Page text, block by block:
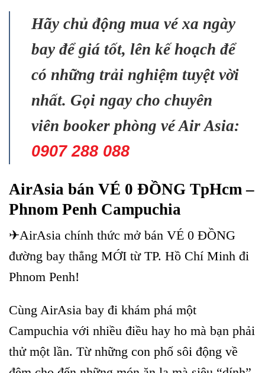
Hãy chủ động mua vé xa ngày
bay để giá tốt, lên kế hoạch để
có những trải nghiệm tuyệt vời
nhất. Gọi ngay cho chuyên
viên booker phòng vé Air Asia:
0907 288 088
AirAsia bán VÉ 0 ĐỒNG TpHcm –
Phnom Penh Campuchia
✈AirAsia chính thức mở bán VÉ 0 ĐỒNG
đường bay thẳng MỚI từ TP. Hồ Chí Minh đi
Phnom Penh!
Cùng AirAsia bay đi khám phá một
Campuchia với nhiều điều hay ho mà bạn phải
thử một lần. Từ những con phố sôi động về